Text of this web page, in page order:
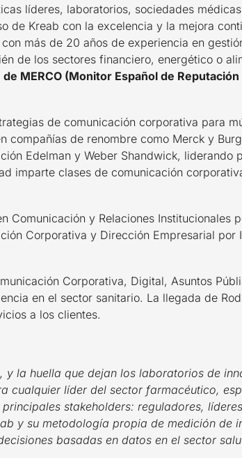
líderes, laboratorios, sociedades
de Kreab con la excelencia y la mejora
más de 20 años de experiencia en
de los sectores financiero, energético o
de MERCO (Monitor Español de
de comunicación corporativa para
compañías de renombre como Merck y
Edelman y Weber Shandwick, liderando
imparte clases de comunicación
Comunicación y Relaciones Institucionales
Corporativa y Dirección Empresarial por
Corporativa, Digital, Asuntos
en el sector sanitario. La llegada de
a los clientes.
y la huella que dejan los laboratorios de
cualquier líder del sector farmacéutico,
stakeholders: reguladores,
y su metodología propia de medición de
basadas en datos en el sector